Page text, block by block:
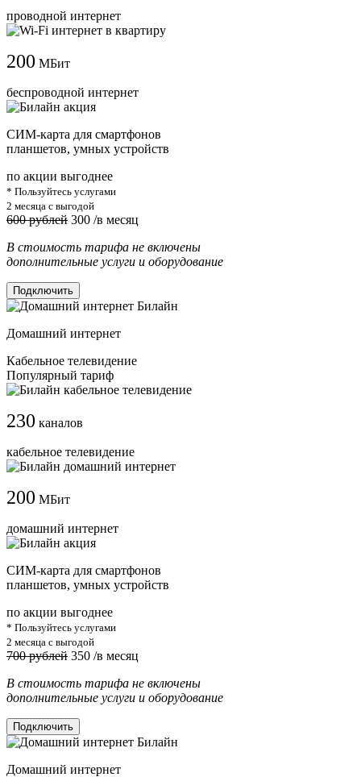
проводной интернет
200 МБит
беспроводной интернет
СИМ-карта для смартфонов
планшетов, умных устройств
по акции выгоднее
* Пользуйтесь услугами
2 месяца с выгодой
600 рублей 300 /в месяц
В стоимость тарифа не включены
дополнительные услуги и оборудование
Подключить
Домашний интернет
Кабельное телевидение
Популярный тариф
230 каналов
кабельное телевидение
200 МБит
домашний интернет
СИМ-карта для смартфонов
планшетов, умных устройств
по акции выгоднее
* Пользуйтесь услугами
2 месяца с выгодой
700 рублей 350 /в месяц
В стоимость тарифа не включены
дополнительные услуги и оборудование
Подключить
Домашний интернет